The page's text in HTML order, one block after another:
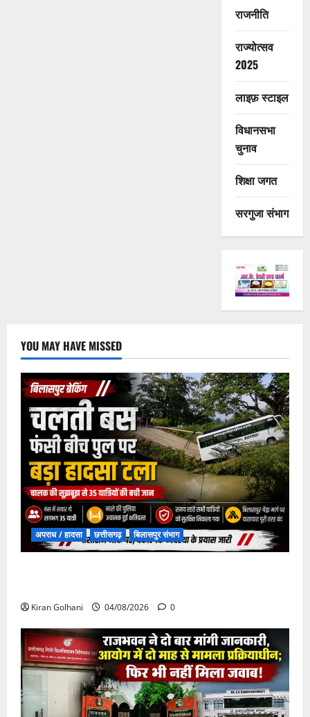
राजनीति
राज्योत्सव
2025
लाइफ़ स्टाइल
विधानसभा
चुनाव
शिक्षा जगत
सरगुजा संभाग
YOU MAY HAVE MISSED
अपराध / हादसा छत्तीसगढ़ बिलासपुर संभाग
Kiran Golhani 04/08/2026 0